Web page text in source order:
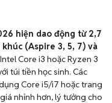
hiện dao động từ 2,7
(Aspire 3, 5, 7) và
Core i3 hoặc Ryzen 3
túi tiền học sinh. Các
Core i5/i7 hoặc trang
nhỉnh hơn, lý tưởng cho